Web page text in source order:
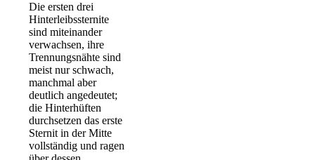
Die ersten drei
Hinterleibssternite
sind miteinander
verwachsen, ihre
Trennungsnähte sind
meist nur schwach,
manchmal aber
deutlich angedeutet;
die Hinterhüften
durchsetzen das erste
Sternit in der Mitte
vollständig und ragen